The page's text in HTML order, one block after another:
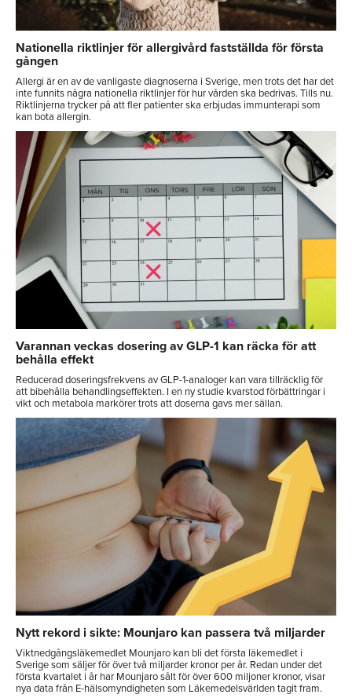
Nationella riktlinjer för allergivård fastställda för första
gången
Allergi är en av de vanligaste diagnoserna i Sverige, men trots det har det
inte funnits några nationella riktlinjer för hur vården ska bedrivas. Tills nu.
Riktlinjerna trycker på att fler patienter ska erbjudas immunterapi som
kan bota allergin.
Varannan veckas dosering av GLP-1 kan räcka för att
behålla effekt
Reducerad doseringsfrekvens av GLP-1-analoger kan vara tillräcklig för
att bibehålla behandlingseffekten. I en ny studie kvarstod förbättringar i
vikt och metabola markörer trots att doserna gavs mer sällan.
Nytt rekord i sikte: Mounjaro kan passera två miljarder
Viktnedgångsläkemedlet Mounjaro kan bli det första läkemedlet i
Sverige som säljer för över två miljarder kronor per år. Redan under det
första kvartalet i år har Mounjaro sålt för över 600 miljoner kronor, visar
nya data från E-hälsomyndigheten som Läkemedelsvärlden tagit fram.